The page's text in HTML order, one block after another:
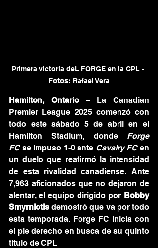
Primera victoria deL FORGE en la CPL -
Fotos: Rafael Vera
Hamilton, Ontario – La Canadian
Premier League 2025 comenzó con
todo este sábado 5 de abril en el
Hamilton Stadium, donde Forge
FC se impuso 1-0 ante Cavalry FC en
un duelo que reafirmó la intensidad
de esta rivalidad canadiense. Ante
7,963 aficionados que no dejaron de
alentar, el equipo dirigido por Bobby
Smyrniotis demostró que va por todo
esta temporada. Forge FC inicia con
el pie derecho en busca de su quinto
título de CPL